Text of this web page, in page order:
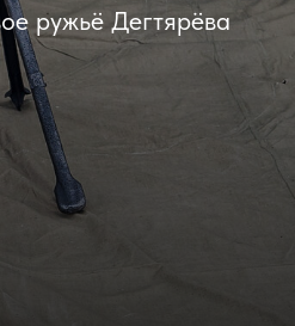
ружьё Дегтярёва